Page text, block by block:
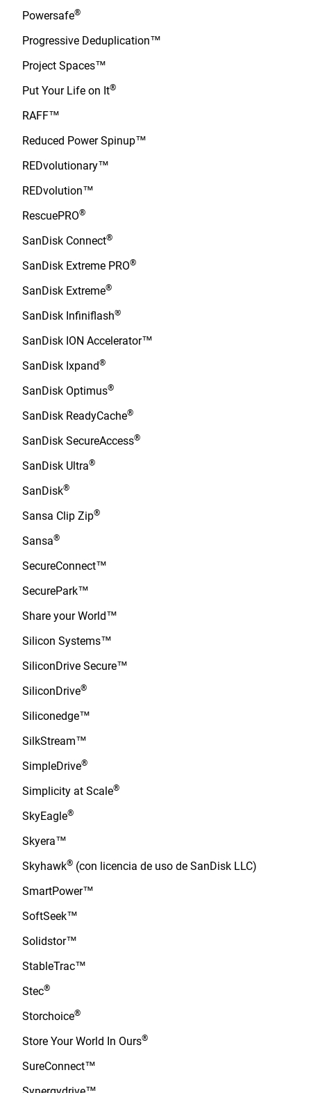
Powersafe®
Progressive Deduplication™
Project Spaces™
Put Your Life on It®
RAFF™
Reduced Power Spinup™
REDvolutionary™
REDvolution™
RescuePRO®
SanDisk Connect®
SanDisk Extreme PRO®
SanDisk Extreme®
SanDisk Infiniflash®
SanDisk ION Accelerator™
SanDisk Ixpand®
SanDisk Optimus®
SanDisk ReadyCache®
SanDisk SecureAccess®
SanDisk Ultra®
SanDisk®
Sansa Clip Zip®
Sansa®
SecureConnect™
SecurePark™
Share your World™
Silicon Systems™
SiliconDrive Secure™
SiliconDrive®
Siliconedge™
SilkStream™
SimpleDrive®
Simplicity at Scale®
SkyEagle®
Skyera™
Skyhawk® (con licencia de uso de SanDisk LLC)
SmartPower™
SoftSeek™
Solidstor™
StableTrac™
Stec®
Storchoice®
Store Your World In Ours®
SureConnect™